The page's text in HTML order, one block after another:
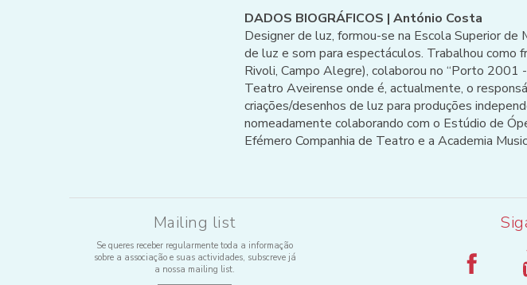
DADOS BIOGRÁFICOS | António Costa
Designer de luz, formou-se na Escola Superior
de luz e som para espectáculos. Trabalhou como
Rivoli, Campo Alegre), colaborou no “Porto 2001
Teatro Aveirense onde é, actualmente, o
criações/desenhos de luz para produções
nomeadamente colaborando com o Estúdio de
Efémero Companhia de Teatro e a Academia
Mailing list
Se queres receber regularmente toda a informação
sobre a associação e suas actividades, subscreve já
a nossa mailing list.